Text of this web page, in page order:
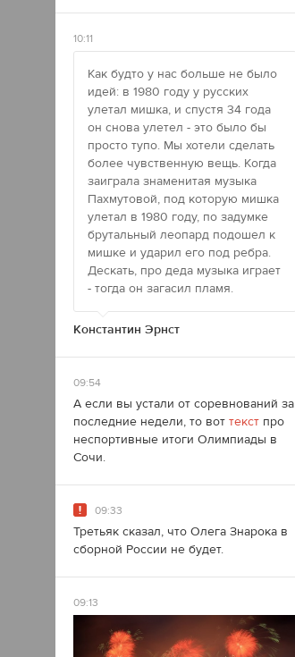
10:11
Как будто у нас больше не было
идей: в 1980 году у русских
улетал мишка, и спустя 34 года
он снова улетел - это было бы
просто тупо. Мы хотели сделать
более чувственную вещь. Когда
заиграла знаменитая музыка
Пахмутовой, под которую мишка
улетал в 1980 году, по задумке
брутальный леопард подошел к
мишке и ударил его под ребра.
Дескать, про деда музыка играет
- тогда он загасил пламя.
Константин Эрнст
09:54
А если вы устали от соревнований за
последние недели, то вот текст про
неспортивные итоги Олимпиады в
Сочи.
09:33
Третьяк сказал, что Олега Знарока в
сборной России не будет.
09:13